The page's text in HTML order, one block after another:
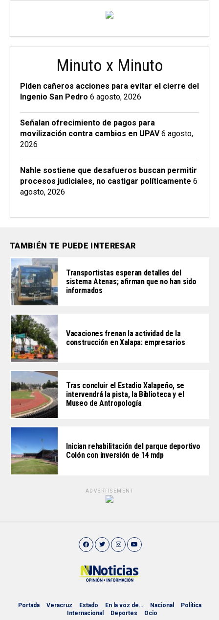
Minuto x Minuto
Piden cañeros acciones para evitar el cierre del
Ingenio San Pedro 6 agosto, 2026
Señalan ofrecimiento de pagos para
movilización contra cambios en UPAV 6 agosto,
2026
Nahle sostiene que desafueros buscan permitir
procesos judiciales, no castigar políticamente 6
agosto, 2026
TAMBIÉN TE PUEDE INTERESAR
Transportistas esperan detalles del
sistema Atenas; afirman que no han sido
informados
Vacaciones frenan la actividad de la
construcción en Xalapa: empresarios
Tras concluir el Estadio Xalapeño, se
intervendrá la pista, la Biblioteca y el
Museo de Antropología
Inician rehabilitación del parque deportivo
Colón con inversión de 14 mdp
ADVERTISEMENT
Portada Veracruz Estado En la voz de… Nacional
Política
Internacional
Deportes Ocio